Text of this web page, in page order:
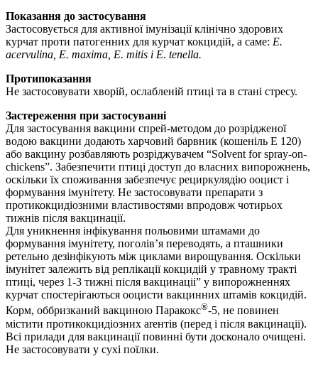
Показання до застосування
Застосовується для активної імунізації клінічно здорових
курчат проти патогенних для курчат кокцидій, а саме: Е.
acervulina, Е. maxima, Е. mitis і Е. tenella.
Протипоказання
Не застосовувати хворій, ослабленій птиці та в стані стресу.
Застереження при застосуванні
Для застосування вакцини спрей-методом до розрiдженої
водою вакцини додають харчовий барвник (кошенiль Е 120)
або вакцину розбавляють розрiджувачем “Solvent for spray-on-
chickens”. Забезпечити птицi доступ до власних випорожнень,
оскiльки їх споживання забезпечує рециркулядiю ооцист i
формування iмунiтету. Не застосовувати препарати з
протикокцидiозними властивостями впродовж чотирьох
тижнiв пiсля вакцинацiї.
Для уникнення iнфiкування польовими штамами до
формування iмунiтету, поголiв’я переводять, а пташники
ретельно дезiнфiкують мiж циклами вирощування. Оскiльки
iмунiтет залежить вiд реплiкацiї кокцидiй у травному трактi
птицi, через 1-3 тижнi пiсля вакцинацii” у випорожненнях
курчат спостерiгаються ооцисти вакцинних штамiв кокцидiй.
Корм, оббризканий вакциною Паракокс®-5, не повинен
мiстити протикокцидiозних аrентiв (перед i пiсля вакцинацii).
Bci прилади для вакцинацiї повиннi бути досконало очищенi.
Не застосовувати у cyxi поїлки.